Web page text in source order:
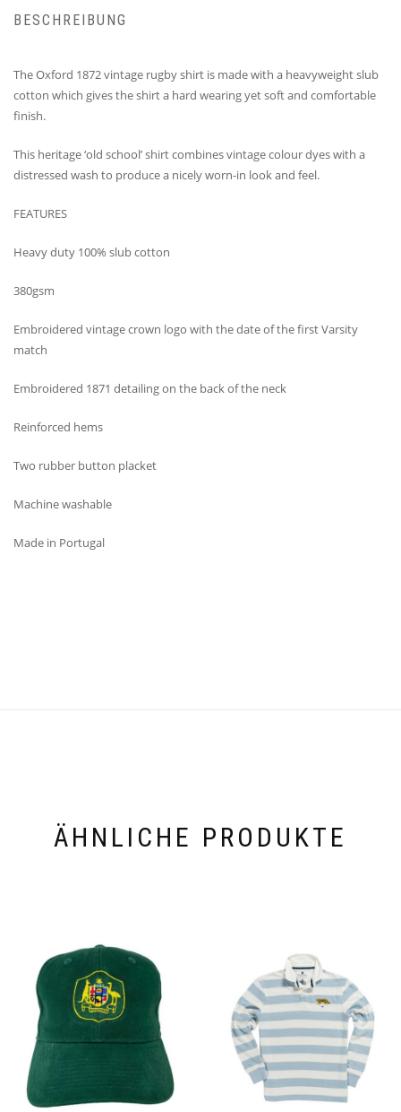
BESCHREIBUNG
The Oxford 1872 vintage rugby shirt is made with a heavyweight slub
cotton which gives the shirt a hard wearing yet soft and comfortable
finish.
This heritage ‘old school’ shirt combines vintage colour dyes with a
distressed wash to produce a nicely worn-in look and feel.
FEATURES
Heavy duty 100% slub cotton
380gsm
Embroidered vintage crown logo with the date of the first Varsity
match
Embroidered 1871 detailing on the back of the neck
Reinforced hems
Two rubber button placket
Machine washable
Made in Portugal
ÄHNLICHE PRODUKTE